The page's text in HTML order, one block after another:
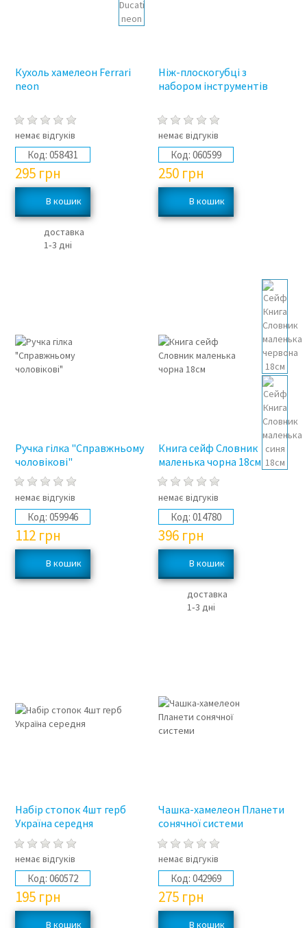
Кухоль хамелеон Ferrari
neon
немає відгуків
Код: 058431
295 грн
доставка
1‑3 дні
Ніж-плоскогубці з
набором інструментів
немає відгуків
Код: 060599
250 грн
Ручка гілка "Справжньому
чоловікові"
немає відгуків
Код: 059946
112 грн
Книга сейф Словник
маленька чорна 18см
немає відгуків
Код: 014780
396 грн
доставка
1‑3 дні
Набір стопок 4шт герб
Україна середня
немає відгуків
Код: 060572
195 грн
Чашка-хамелеон Планети
сонячної системи
немає відгуків
Код: 042969
275 грн